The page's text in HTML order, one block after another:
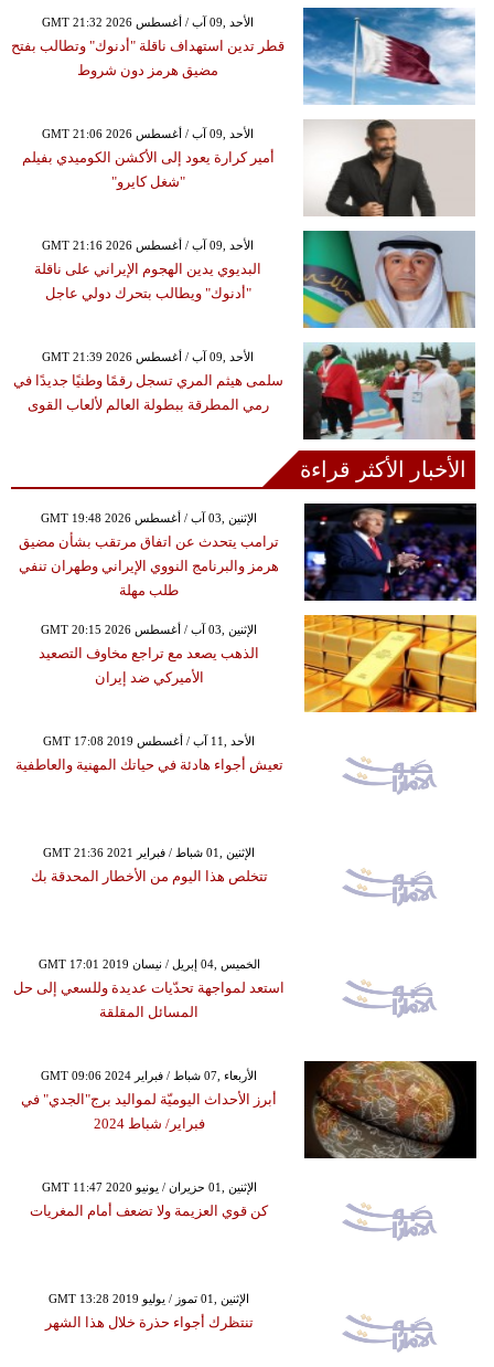
GMT 21:32 2026 الأحد ,09 آب / أغسطس
قطر تدين استهداف ناقلة "أدنوك" وتطالب بفتح
مضيق هرمز دون شروط
GMT 21:06 2026 الأحد ,09 آب / أغسطس
أمير كرارة يعود إلى الأكشن الكوميدي بفيلم
"شغل كايرو"
GMT 21:16 2026 الأحد ,09 آب / أغسطس
البديوي يدين الهجوم الإيراني على ناقلة
"أدنوك" ويطالب بتحرك دولي عاجل
GMT 21:39 2026 الأحد ,09 آب / أغسطس
سلمى هيثم المري تسجل رقمًا وطنيًا جديدًا في
رمي المطرقة ببطولة العالم لألعاب القوى
الأخبار الأكثر قراءة
GMT 19:48 2026 الإثنين ,03 آب / أغسطس
ترامب يتحدث عن اتفاق مرتقب بشأن مضيق
هرمز والبرنامج النووي الإيراني وطهران تنفي
طلب مهلة
GMT 20:15 2026 الإثنين ,03 آب / أغسطس
الذهب يصعد مع تراجع مخاوف التصعيد
الأميركي ضد إيران
GMT 17:08 2019 الأحد ,11 آب / أغسطس
تعيش أجواء هادئة في حياتك المهنية والعاطفية
GMT 21:36 2021 الإثنين ,01 شباط / فبراير
تتخلص هذا اليوم من الأخطار المحدقة بك
GMT 17:01 2019 الخميس ,04 إبريل / نيسان
استعد لمواجهة تحدّيات عديدة وللسعي إلى حل
المسائل المقلقة
GMT 09:06 2024 الأربعاء ,07 شباط / فبراير
أبرز الأحداث اليوميّة لمواليد برج"الجدي" في
فبراير/ شباط 2024
GMT 11:47 2020 الإثنين ,01 حزيران / يونيو
كن قوي العزيمة ولا تضعف أمام المغريات
GMT 13:28 2019 الإثنين ,01 تموز / يوليو
تنتظرك أجواء حذرة خلال هذا الشهر